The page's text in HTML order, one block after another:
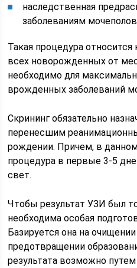
наследственная
заболеваниям
Такая процедура относится
всех новорожденных от
необходимо для
врожденных заболеваний
Скрининг обязательно
перенесшим
рождении. Причем, в
процедура в первые 3-5
свет.
Чтобы результат УЗИ был
необходима особая
Базируется она на
предотвращении
результата возможно